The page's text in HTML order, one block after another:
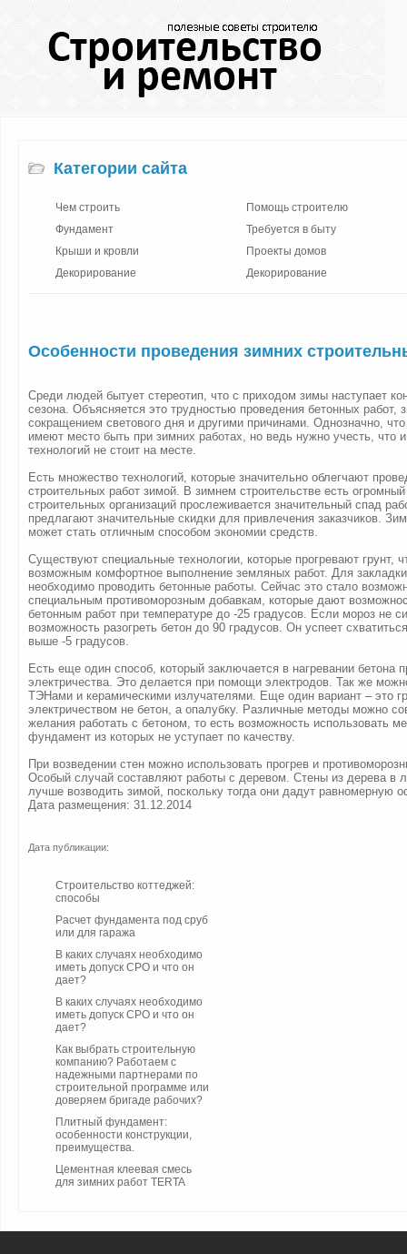
Категории сайта
Чем строить
Фундамент
Крыши и кровли
Декорирование
Помощь строителю
Требуется в быту
Проекты домов
Декорирование
Особенности проведения зимних
Среди людей бытует стереотип, что с приходом зимы наступает
сезона. Объясняется это трудностью проведения бетонных работ,
сокращением светового дня и другими причинами. Однозначно, что
имеют место быть при зимних работах, но ведь нужно учесть, что и
технологий не стоит на месте.
Есть множество технологий, которые значительно облегчают
строительных работ зимой. В зимнем строительстве есть
строительных организаций прослеживается значительный спад
предлагают значительные скидки для привлечения заказчиков.
может стать отличным способом экономии средств.
Существуют специальные технологии, которые прогревают грунт,
возможным комфортное выполнение земляных работ. Для
необходимо проводить бетонные работы. Сейчас это стало
специальным противоморозным добавкам, которые дают
бетонным работ при температуре до -25 градусов. Если мороз не
возможность разогреть бетон до 90 градусов. Он успеет
выше -5 градусов.
Есть еще один способ, который заключается в нагревании бетона
электричества. Это делается при помощи электродов. Так же
ТЭНами и керамическими излучателями. Еще один вариант – это
электричеством не бетон, а опалубку. Различные методы можно
желания работать с бетоном, то есть возможность использовать
фундамент из которых не уступает по качеству.
При возведении стен можно использовать прогрев и
Особый случай составляют работы с деревом. Стены из дерева в
лучше возводить зимой, поскольку тогда они дадут равномерную
Дата размещения: 31.12.2014
Дата публикации:
Строительство коттеджей:
способы
Расчет фундамента под сруб
или для гаража
В каких случаях необходимо
иметь допуск СРО и что он
дает?
В каких случаях необходимо
иметь допуск СРО и что он
дает?
Как выбрать строительную
компанию? Работаем с
надежными партнерами по
строительной программе или
доверяем бригаде рабочих?
Плитный фундамент:
особенности конструкции,
преимущества.
Цементная клеевая смесь
для зимних работ TERTA